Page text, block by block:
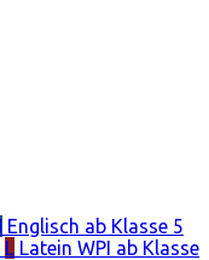
Englisch ab Klasse 5
L Latein WPI ab Klasse